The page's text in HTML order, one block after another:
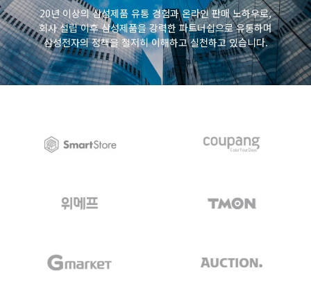
20년 이상의 삼성제품 유통 경험과 온라인 판매 노하우로,
회사 설립 이후 삼성제품을 강력한 파트너쉽으로 유통하며
삼성전자의 정책을 철저히 이해하고 실천하고 있습니다.